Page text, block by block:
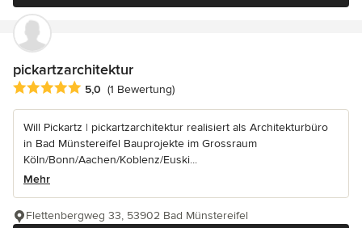
pickartzarchitektur
Durchschnittliche Bewertung: 5 von 5 Sternen
5,0 (1 Bewertung)
Will Pickartz | pickartzarchitektur realisiert als Architekturbüro
in Bad Münstereifel Bauprojekte im Grossraum
Köln/Bonn/Aachen/Koblenz/Euski...
Mehr
Flettenbergweg 33, 53902 Bad Münstereifel